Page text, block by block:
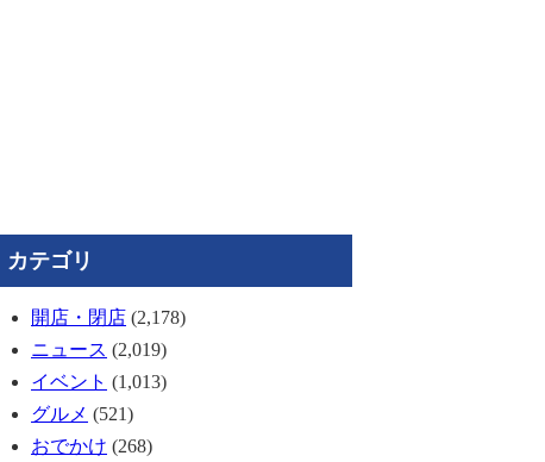
カテゴリ
開店・閉店 (2,178)
ニュース (2,019)
イベント (1,013)
グルメ (521)
おでかけ (268)